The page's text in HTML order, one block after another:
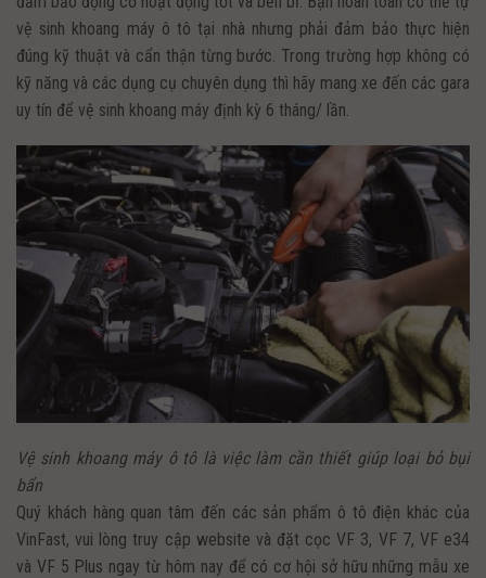
vệ sinh khoang máy ô tô tại nhà nhưng phải đảm bảo thực hiện
đúng kỹ thuật và cẩn thận từng bước. Trong trường hợp không có
kỹ năng và các dụng cụ chuyên dụng thì hãy mang xe đến các gara
uy tín để vệ sinh khoang máy định kỳ 6 tháng/ lần.
Vệ sinh khoang máy ô tô là việc làm cần thiết giúp loại bỏ bụi
bẩn
Quý khách hàng quan tâm đến các sản phẩm ô tô điện khác của
VinFast, vui lòng truy cập website và đặt cọc VF 3, VF 7, VF e34
và VF 5 Plus ngay từ hôm nay để có cơ hội sở hữu những mẫu xe